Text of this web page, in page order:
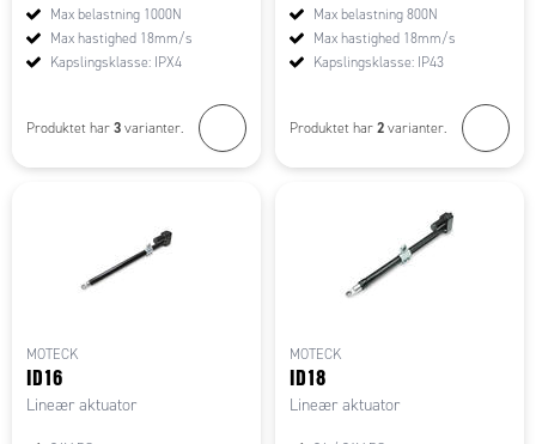
Max belastning 1000N
Max hastighed 18mm/s
Kapslingsklasse: IPX4
Produktet har 3 varianter.
Max belastning 800N
Max hastighed 18mm/s
Kapslingsklasse: IP43
Produktet har 2 varianter.
MOTECK
ID16
Lineær aktuator
MOTECK
ID18
Lineær aktuator